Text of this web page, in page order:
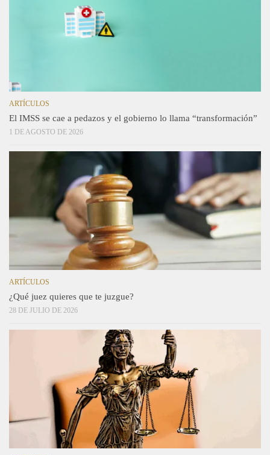
ARTÍCULOS
El IMSS se cae a pedazos y el gobierno lo llama “transformación”
1 DE AGOSTO DE 2026
ARTÍCULOS
¿Qué juez quieres que te juzgue?
28 DE JULIO DE 2026